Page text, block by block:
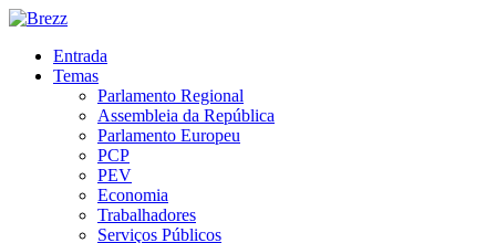
Entrada
Temas
Parlamento Regional
Assembleia da República
Parlamento Europeu
PCP
PEV
Economia
Trabalhadores
Serviços Públicos